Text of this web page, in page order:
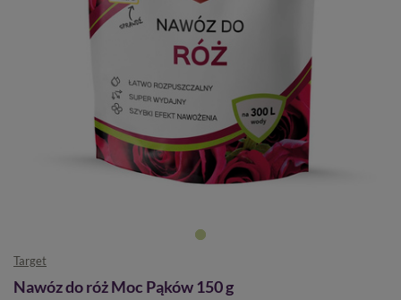
Target
Nawóz do róż Moc Pąków 150 g